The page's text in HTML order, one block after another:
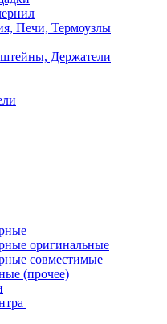
Печи, Термоузлы
Держатели
оригинальные
совместимые
(прочее)